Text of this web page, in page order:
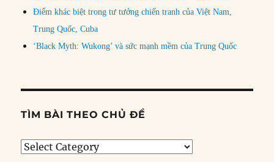
Điểm khác biệt trong tư tưởng chiến tranh của Việt Nam,
Trung Quốc, Cuba
‘Black Myth: Wukong’ và sức mạnh mềm của Trung Quốc
TÌM BÀI THEO CHỦ ĐỀ
Tìm